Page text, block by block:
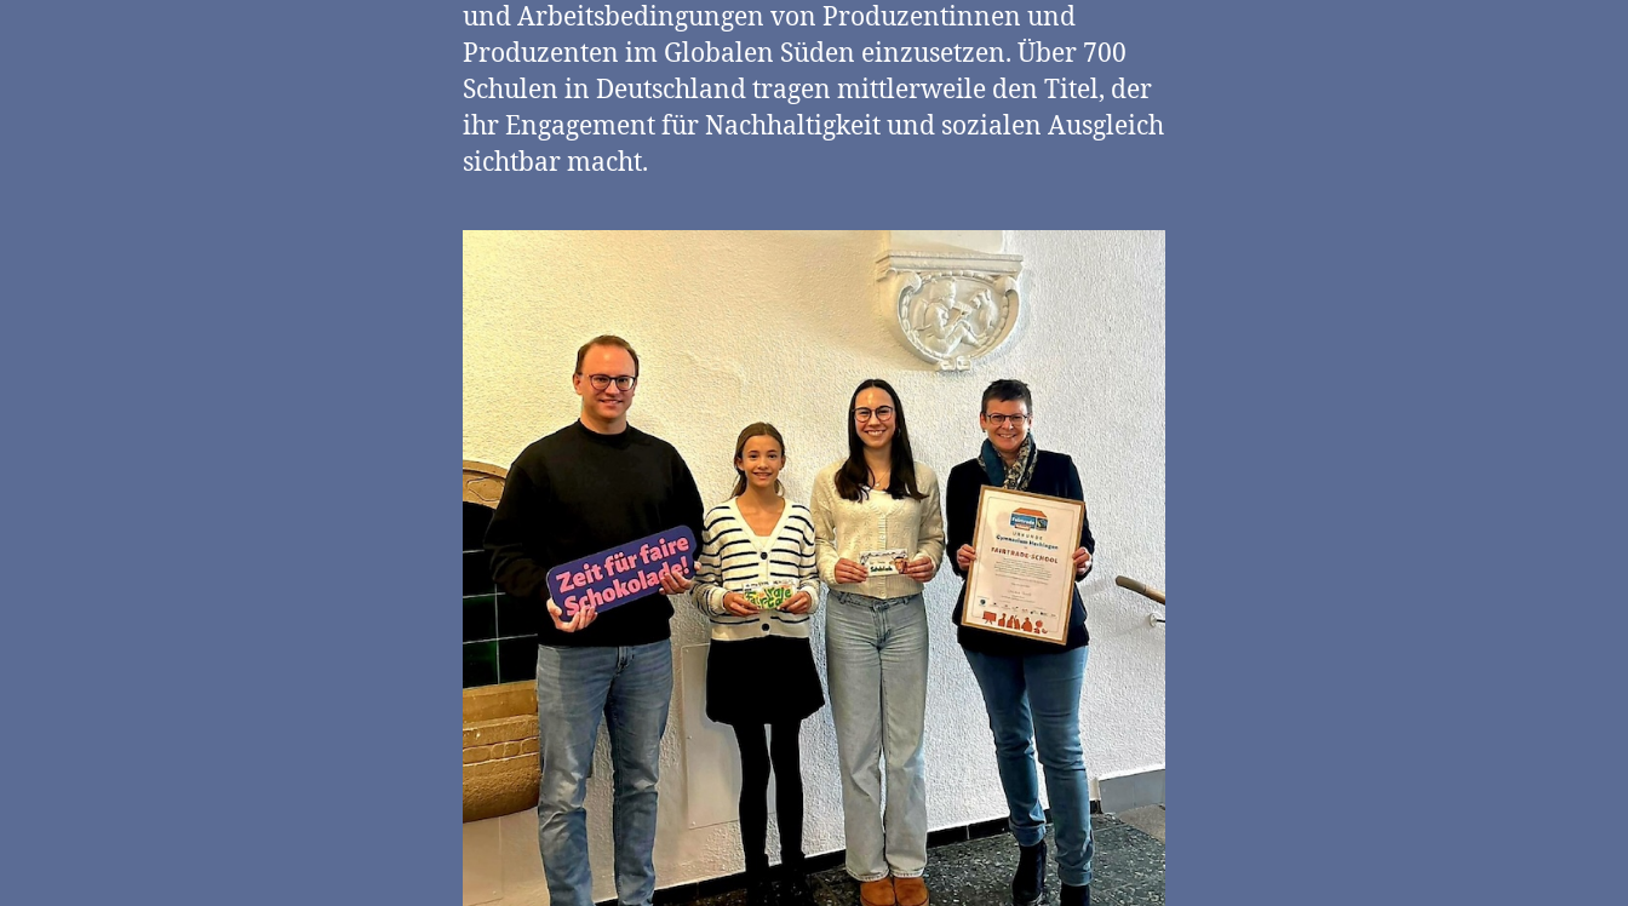
und Arbeitsbedingungen von Produzentinnen und
Produzenten im Globalen Süden einzusetzen. Über 700
Schulen in Deutschland tragen mittlerweile den Titel, der
ihr Engagement für Nachhaltigkeit und sozialen Ausgleich
sichtbar macht.